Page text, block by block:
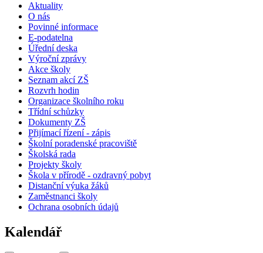
Aktuality
O nás
Povinné informace
E-podatelna
Úřední deska
Výroční zprávy
Akce školy
Seznam akcí ZŠ
Rozvrh hodin
Organizace školního roku
Třídní schůzky
Dokumenty ZŠ
Přijímací řízení - zápis
Školní poradenské pracoviště
Školská rada
Projekty školy
Škola v přírodě - ozdravný pobyt
Distanční výuka žáků
Zaměstnanci školy
Ochrana osobních údajů
Kalendář